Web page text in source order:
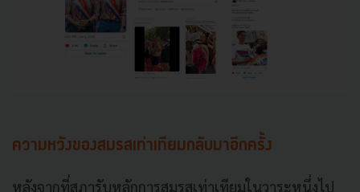
ความหวังของสมรสเท่าเทียมกลับมาอีกครั้ง
หลังจากที่สภารับหลักการสมรสเท่าเทียมในวาระหนึ่งไป